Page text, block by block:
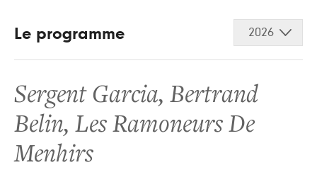
Le programme 2026
Sergent Garcia, Bertrand
Belin, Les Ramoneurs De
Menhirs